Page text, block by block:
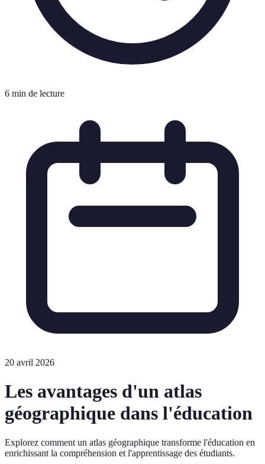
6 min de lecture
20 avril 2026
Les avantages d'un atlas
géographique dans l'éducation
Explorez comment un atlas géographique transforme l'éducation en
enrichissant la compréhension et l'apprentissage des étudiants.